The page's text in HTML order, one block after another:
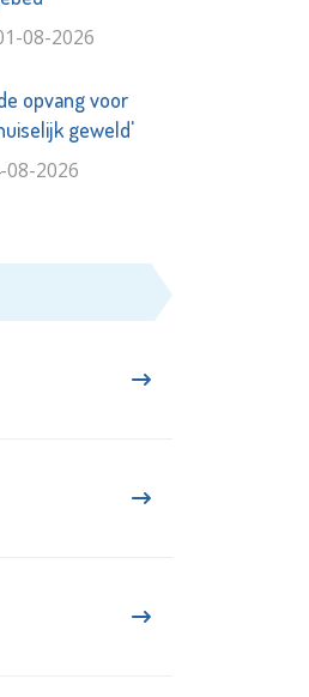
08-2026
opvang voor
geweld'
08-2026